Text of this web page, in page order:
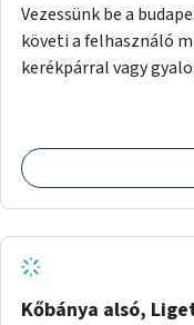
Vezessünk be a
követi a felhasználó
kerékpárral vagy
felhasználó.
Kőbánya alsó,